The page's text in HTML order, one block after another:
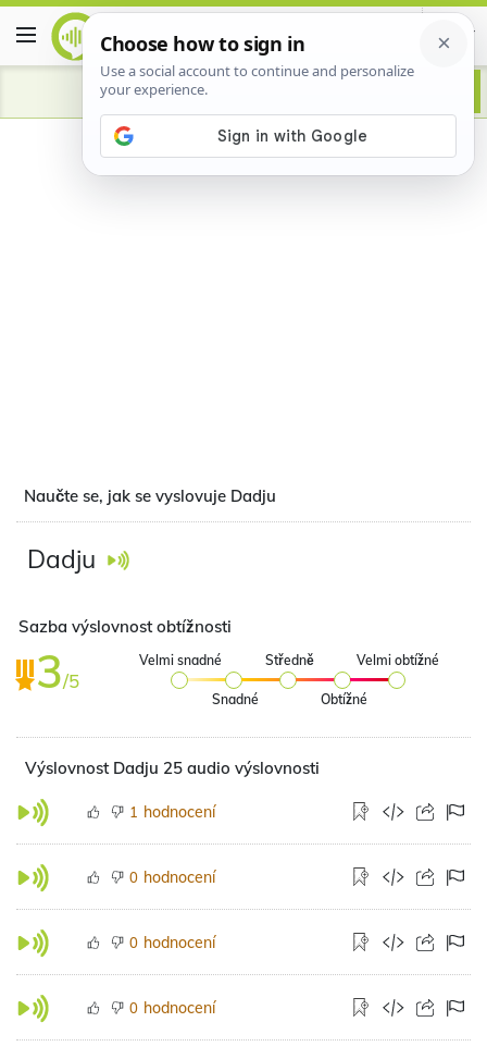
Advertisement
Naučte se, jak se vyslovuje Dadju
Dadju
Sazba výslovnost obtížnosti
3/5
Velmi snadné
Snadné
Středně
Obtížné
Velmi obtížné
Výslovnost Dadju 25 audio výslovnosti
1 hodnocení
0 hodnocení
0 hodnocení
0 hodnocení